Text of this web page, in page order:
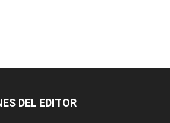
DEL EDITOR